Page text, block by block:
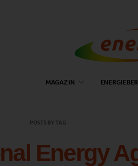
MAGAZIN
POSTS BY TAG
Energy